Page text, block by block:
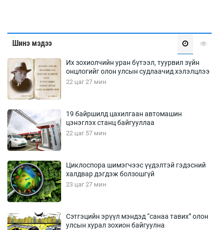
Шинэ мэдээ
Их зохиолчийн уран бүтээл, туурвил зүйн
онцлогийг олон улсын судлаачид хэлэлцлээ
22 цаг 27 мин
19 байршилд цахилгаан автомашин
цэнэглэх станц байгууллаа
22 цаг 57 мин
Циклоспора шимэгчээс үүдэлтэй гэдэсний
халдвар дэгдэж болзошгүй
23 цаг 27 мин
Сэтгэцийн эрүүл мэндэд “санаа тавих” олон
улсын хурал зохион байгуулна